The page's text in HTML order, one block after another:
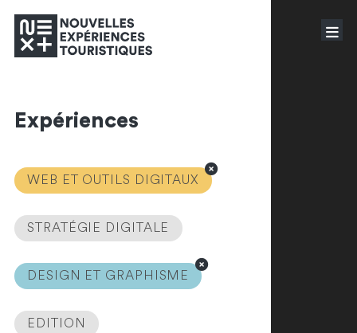
Expériences
WEB ET OUTILS DIGITAUX
STRATÉGIE DIGITALE
DESIGN ET GRAPHISME
EDITION